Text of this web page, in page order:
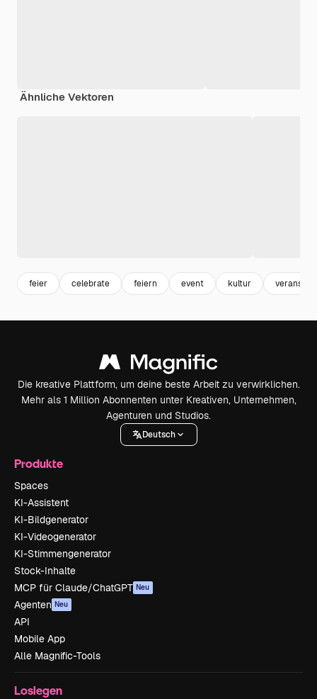
Ähnliche Vektoren
feier celebrate feiern event kultur
Die kreative Plattform, um deine beste Arbeit zu verwirklichen.
Mehr als 1 Million Abonnenten unter Kreativen, Unternehmen,
Agenturen und Studios.
Deutsch
Produkte
Spaces
KI-Assistent
KI-Bildgenerator
KI-Videogenerator
KI-Stimmengenerator
Stock-Inhalte
MCP für Claude/ChatGPT Neu
Agenten Neu
API
Mobile App
Alle Magnific-Tools
Loslegen